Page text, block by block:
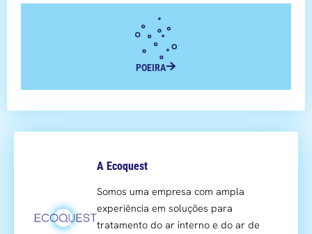
POEIRA
A Ecoquest
Somos uma empresa com ampla
experiência em soluções para
tratamento do ar interno e do ar de